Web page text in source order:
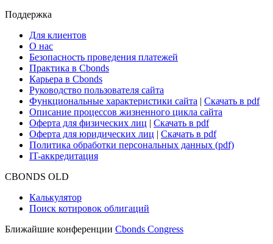
Поддержка
Для клиентов
О нас
Безопасность проведения платежей
Практика в Cbonds
Карьера в Cbonds
Руководство пользователя сайта
Функциональные характеристики сайта | Скачать в pdf
Описание процессов жизненного цикла сайта
Оферта для физических лиц | Скачать в pdf
Оферта для юридических лиц | Скачать в pdf
Политика обработки персональных данных (pdf)
IT-аккредитация
CBONDS OLD
Калькулятор
Поиск котировок облигаций
Ближайшие конференции Cbonds Congress